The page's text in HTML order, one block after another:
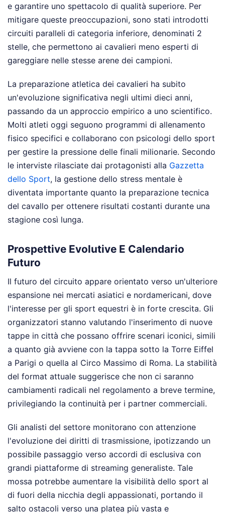
e garantire uno spettacolo di qualità superiore. Per
mitigare queste preoccupazioni, sono stati introdotti
circuiti paralleli di categoria inferiore, denominati 2
stelle, che permettono ai cavalieri meno esperti di
gareggiare nelle stesse arene dei campioni.
La preparazione atletica dei cavalieri ha subito
un'evoluzione significativa negli ultimi dieci anni,
passando da un approccio empirico a uno scientifico.
Molti atleti oggi seguono programmi di allenamento
fisico specifici e collaborano con psicologi dello sport
per gestire la pressione delle finali milionarie. Secondo
le interviste rilasciate dai protagonisti alla Gazzetta
dello Sport, la gestione dello stress mentale è
diventata importante quanto la preparazione tecnica
del cavallo per ottenere risultati costanti durante una
stagione così lunga.
Prospettive Evolutive E Calendario
Futuro
Il futuro del circuito appare orientato verso un'ulteriore
espansione nei mercati asiatici e nordamericani, dove
l'interesse per gli sport equestri è in forte crescita. Gli
organizzatori stanno valutando l'inserimento di nuove
tappe in città che possano offrire scenari iconici, simili
a quanto già avviene con la tappa sotto la Torre Eiffel
a Parigi o quella al Circo Massimo di Roma. La stabilità
del format attuale suggerisce che non ci saranno
cambiamenti radicali nel regolamento a breve termine,
privilegiando la continuità per i partner commerciali.
Gli analisti del settore monitorano con attenzione
l'evoluzione dei diritti di trasmissione, ipotizzando un
possibile passaggio verso accordi di esclusiva con
grandi piattaforme di streaming generaliste. Tale
mossa potrebbe aumentare la visibilità dello sport al
di fuori della nicchia degli appassionati, portando il
salto ostacoli verso una platea più vasta e